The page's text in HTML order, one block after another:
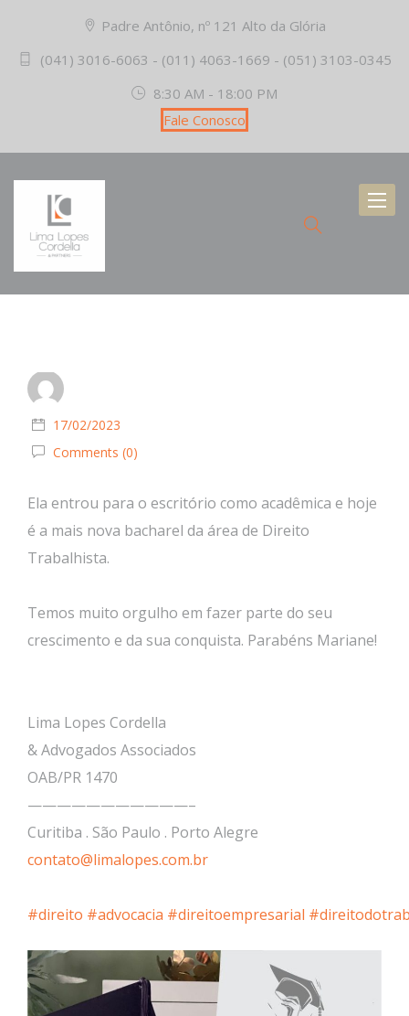
Padre Antônio, nº 121 Alto da Glória
(041) 3016-6063 - (011) 4063-1669 - (051) 3103-0345
8:30 AM - 18:00 PM
Fale Conosco
17/02/2023
Comments (0)
Ela entrou para o escritório como acadêmica e hoje
é a mais nova bacharel da área de Direito
Trabalhista.
Temos muito orgulho em fazer parte do seu
crescimento e da sua conquista. Parabéns Mariane!
Lima Lopes Cordella
& Advogados Associados
OAB/PR 1470
———————————–
Curitiba . São Paulo . Porto Alegre
contato@limalopes.com.br
#direito #advocacia #direitoempresarial